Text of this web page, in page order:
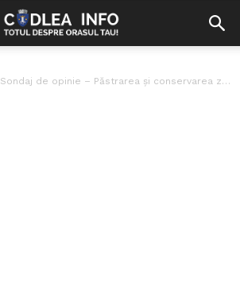
Sondaj de opinie – Păstrarea și conservarea zonei Maial Codlea